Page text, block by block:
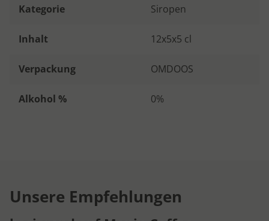
Kategorie Siropen
Inhalt 12x5x5 cl
Verpackung OMDOOS
Alkohol % 0%
Unsere Empfehlungen